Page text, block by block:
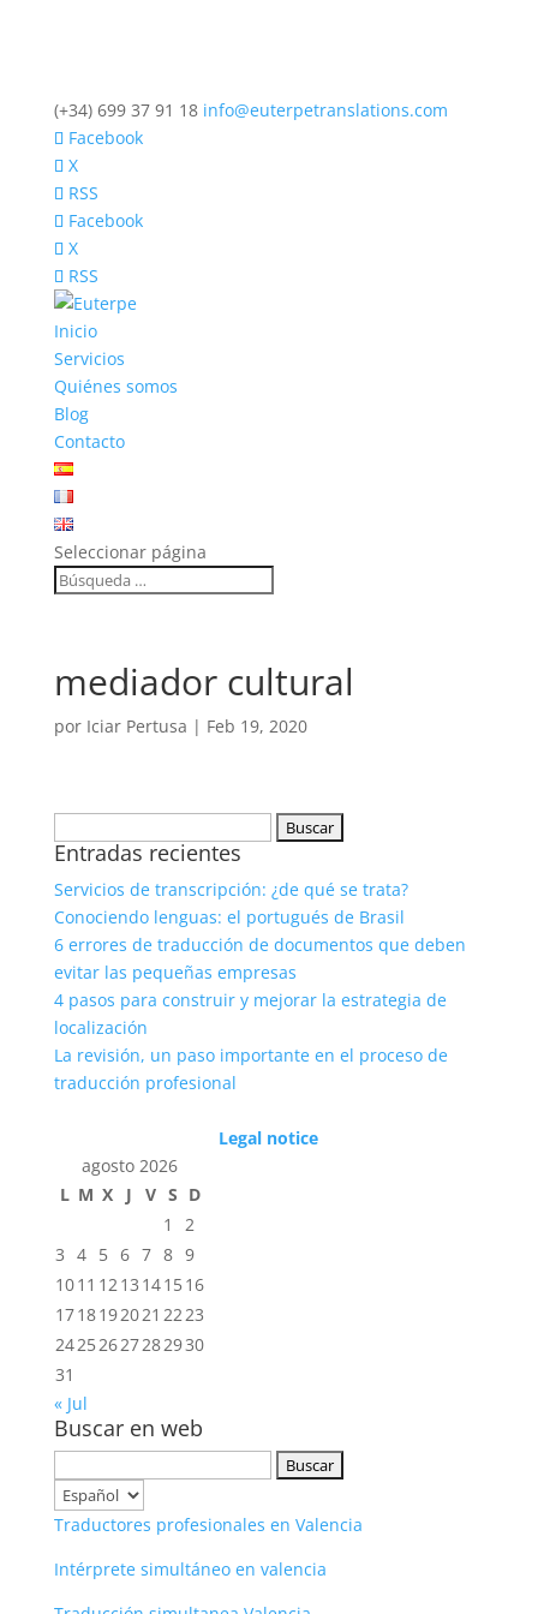
(+34) 699 37 91 18 info@euterpetranslations.com
Facebook
X
RSS
Facebook
X
RSS
Inicio
Servicios
Quiénes somos
Blog
Contacto
Seleccionar página
mediador cultural
por Iciar Pertusa | Feb 19, 2020
Entradas recientes
Servicios de transcripción: ¿de qué se trata?
Conociendo lenguas: el portugués de Brasil
6 errores de traducción de documentos que deben
evitar las pequeñas empresas
4 pasos para construir y mejorar la estrategia de
localización
La revisión, un paso importante en el proceso de
traducción profesional
Legal notice
agosto 2026
L M X J V S D
1
2
3 4 5 6 7 8 9
1011 1213 141516
1718192021 2223
24252627282930
31
« Jul
Buscar en web
Elegir
un
Traductores profesionales en Valencia
Intérprete simultáneo en valencia